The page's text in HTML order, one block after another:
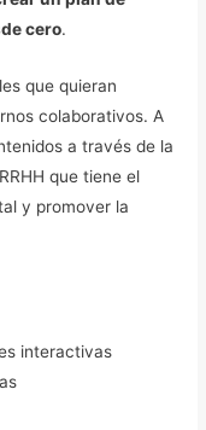
cero.
que quieran
colaborativos. A
a través de la
que tiene el
y promover la
interactivas